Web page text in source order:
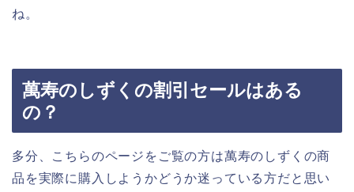
ね。
萬寿のしずくの割引セールはある
の？
多分、こちらのページをご覧の方は萬寿のしずくの商
品を実際に購入しようかどうか迷っている方だと思い